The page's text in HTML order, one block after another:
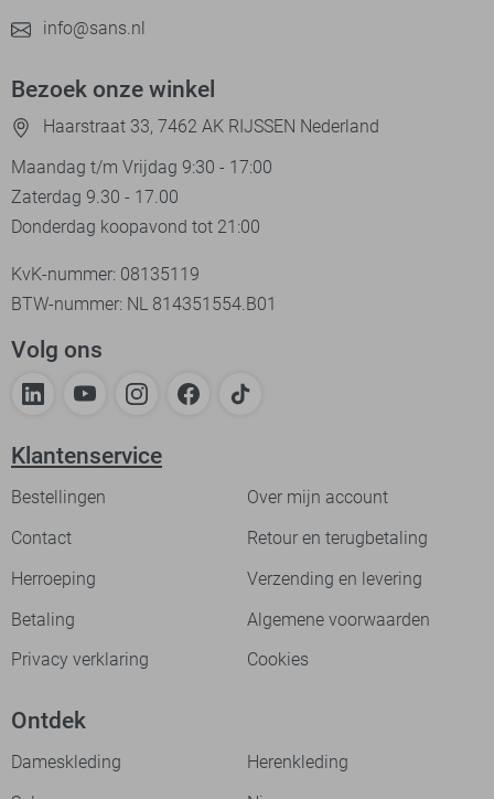
info@sans.nl
Bezoek onze winkel
Haarstraat 33, 7462 AK RIJSSEN Nederland
Maandag t/m Vrijdag 9:30 - 17:00
Zaterdag 9.30 - 17.00
Donderdag koopavond tot 21:00
KvK-nummer: 08135119
BTW-nummer: NL 814351554.B01
Volg ons
Klantenservice
Bestellingen
Over mijn account
Contact
Retour en terugbetaling
Herroeping
Verzending en levering
Betaling
Algemene voorwaarden
Privacy verklaring
Cookies
Ontdek
Dameskleding
Herenkleding